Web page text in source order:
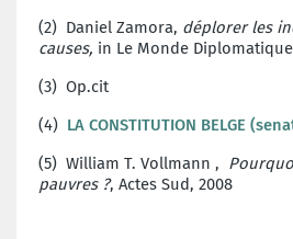
(2) Daniel Zamora, déplorer les
causes, in Le Monde
(3) Op.cit
(4) LA CONSTITUTION BELGE
(5) William T. Vollmann ,
pauvres ?, Actes Sud, 2008